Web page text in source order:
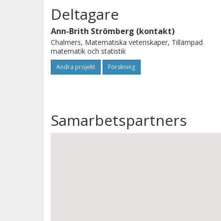
organisationer och mot kund -
Arbetet i fallstudierna kommer
företag.
Deltagare
Ann-Brith Strömberg (kontakt)
Chalmers, Matematiska vetenskaper, Tillämpad
matematik och statistik
Andra projekt Forskning
Samarbetspartners